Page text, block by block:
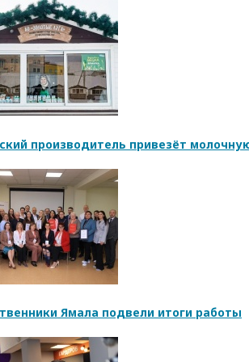
производитель привезёт
Ямала подвели итоги работы